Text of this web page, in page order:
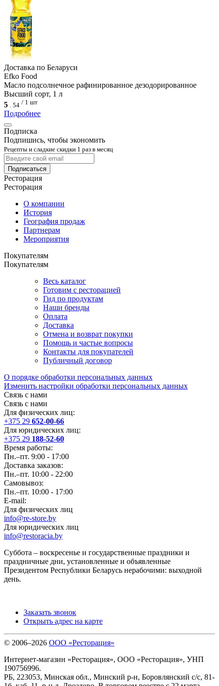
Доcтавка по Беларуси
Efko Food
Масло подсолнечное рафинированное дезодорированное
Высший сорт, 1 л
5 . 54 / 1 шт
Подробнее
Подписка
Подпишись, чтобы экономить
Рецепты и сладкие скидки 1 раз в месяц
Подписаться
Ресторация
Ресторация
О компании
История
География продаж
Партнерам
Мероприятия
Покупателям
Покупателям
Весь каталог
Готовим с ресторацией
Гид по продуктам
Наши бренды
Оплата
Доставка
Отмена и возврат покупки
Помощь и частые вопросы
Контакты для покупателей
Публичный договор
О порядке обработки персональных данных
Изменить настройки обработки персональных данных
Связь с нами
Связь с нами
Для физических лиц:
+375 29 652-00-66
Для юридических лиц:
+375 29 188-52-60
Время работы:
Пн.–пт. 9:00 - 17:00
Доставка заказов:
Пн.–пт. 10:00 - 22:00
Самовывоз:
Пн.–пт. 10:00 - 17:00
E-mail:
Для физических лиц
info@re-store.by
Для юридических лиц
info@restoracia.by
Суббота – воскресенье и государственные праздники и
праздничные дни, установленные и объявленные
Президентом Республики Беларусь нерабочими: выходной
день.
Заказать звонок
Открыть адрес на карте
© 2006–2026 ООО «Ресторация»
Интернет-магазин «Ресторация», ООО «Ресторация», УНП
190756996.
РБ, 223053, Минская обл., Минский р-н, Боровлянский с/с, 81-